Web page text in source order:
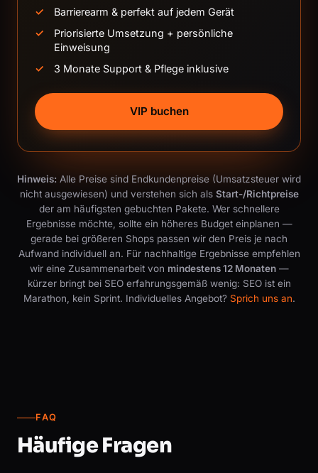
Barrierearm & perfekt auf jedem Gerät
Priorisierte Umsetzung + persönliche
Einweisung
3 Monate Support & Pflege inklusive
VIP buchen
Hinweis: Alle Preise sind Endkundenpreise (Umsatzsteuer wird
nicht ausgewiesen) und verstehen sich als Start-/Richtpreise
der am häufigsten gebuchten Pakete. Wer schnellere
Ergebnisse möchte, sollte ein höheres Budget einplanen —
gerade bei größeren Shops passen wir den Preis je nach
Aufwand individuell an. Für nachhaltige Ergebnisse empfehlen
wir eine Zusammenarbeit von mindestens 12 Monaten—
kürzer bringt bei SEO erfahrungsgemäß wenig: SEO ist ein
Marathon, kein Sprint. Individuelles Angebot? Sprich uns an.
FAQ
Häufige Fragen